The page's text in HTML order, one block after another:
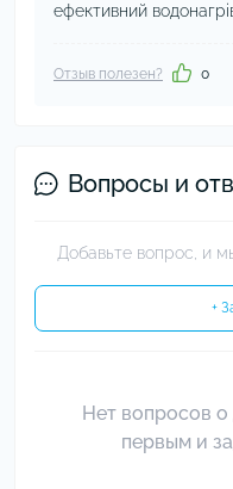
ефективний
Отзыв полезен? 0
Вопросы и
Добавьте вопрос, и
+
Нет вопросов о
первым и